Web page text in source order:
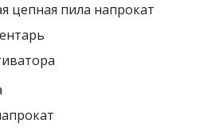
цепная пила напрокат